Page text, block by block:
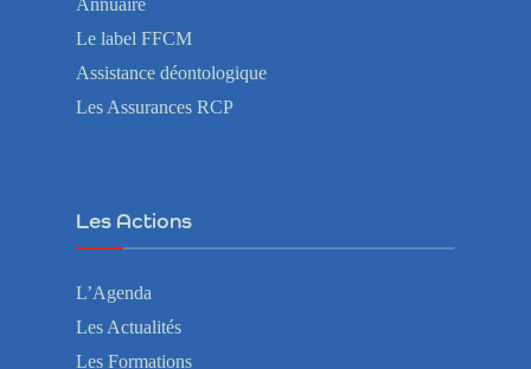
Le label FFCM
Assistance déontologique
Les Assurances RCP
Les Actions
L’Agenda
Les Actualités
Les Formations